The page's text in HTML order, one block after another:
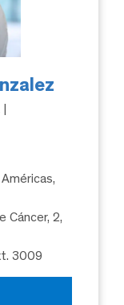
|
Cáncer, 2,
3009